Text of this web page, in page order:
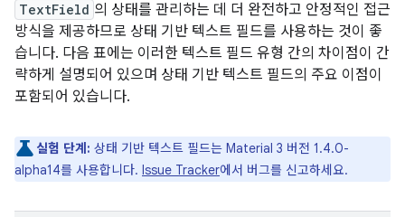
TextField 의 상태를 관리하는 데 더 완전하고 안정적인 접근
방식을 제공하므로 상태 기반 텍스트 필드를 사용하는 것이 좋
습니다. 다음 표에는 이러한 텍스트 필드 유형 간의 차이점이 간
략하게 설명되어 있으며 상태 기반 텍스트 필드의 주요 이점이
포함되어 있습니다.
실험 단계: 상태 기반 텍스트 필드는 Material 3 버전 1.4.0-
alpha14를 사용합니다. Issue Tracker에서 버그를 신고하세요.